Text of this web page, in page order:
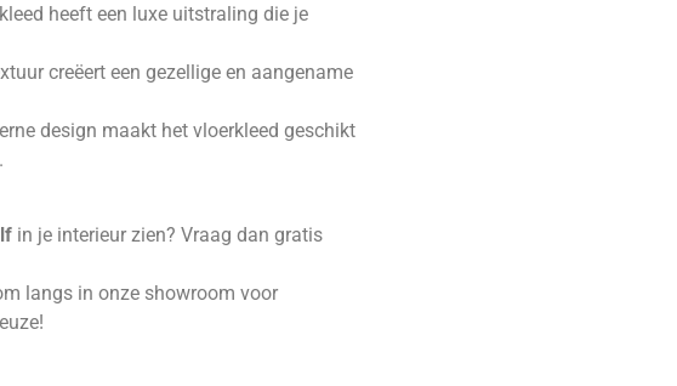
heeft een luxe uitstraling die je
creëert een gezellige en aangename
design maakt het vloerkleed geschikt
in je interieur zien? Vraag dan gratis
langs in onze showroom voor